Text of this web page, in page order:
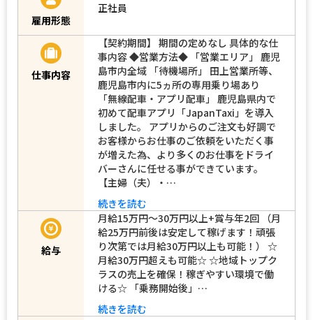
雇用形態
正社員
仕事内容
【契約期間】 期間の定めなし 具体的な仕
事内容 ◆営業方法◆ 「営業エリア」 鹿児
島市内全域 「待機場所」 田上営業所等、
鹿児島市内に5ヵ所の専用乗り場あり
「無線配車・アプリ配車」 鹿児島県内で
初めて配車アプリ「JapanTaxi」を導入
しました。 アプリからのご注文も好調で
お客様からお仕事のご依頼をいただく事
が増えた為、より多くのお仕事をドライ
バーさんに任せる事ができています。
【主婦（夫）・…
続きを読む
給与
月給15万円～30万円以上+賞与年2回 （月
給25万円前後は安定して稼げます！頑張
り次第では月給30万円以上も可能！） ☆
月給30万円超えも可能☆ ☆地域トップク
ラスの売上を確保！稼ぎやすい環境で働
ける☆ 「乗務開始後」…
続きを読む